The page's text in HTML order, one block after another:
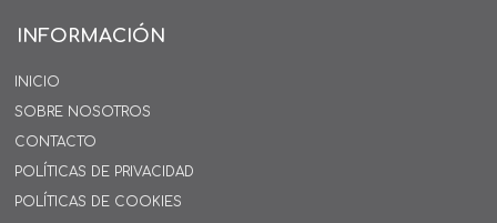
INFORMACIÓN
INICIO
SOBRE NOSOTROS
CONTACTO
POLÍTICAS DE PRIVACIDAD
POLÍTICAS DE COOKIES